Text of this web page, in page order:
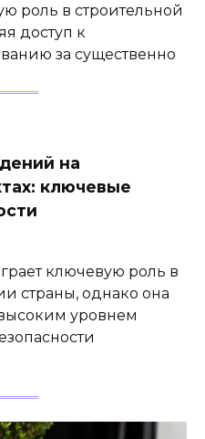
роль в строительной
доступ к
за существенно
на
ключевые
ключевую роль в
страны, однако она
уровнем